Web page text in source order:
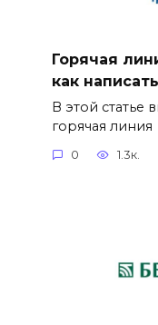
Горячая
как
В этой статье
горячая линия
0 1.3к.